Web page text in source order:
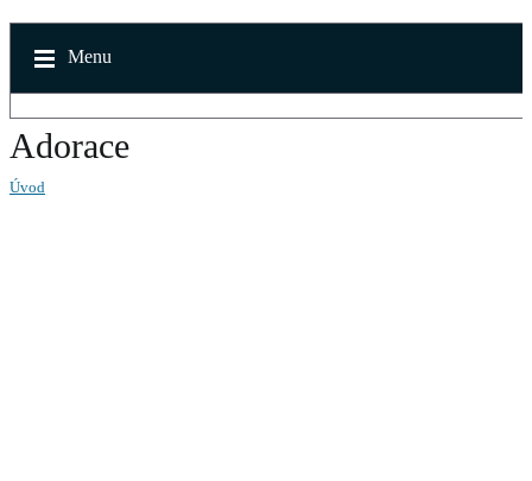
Menu
Adorace
Úvod